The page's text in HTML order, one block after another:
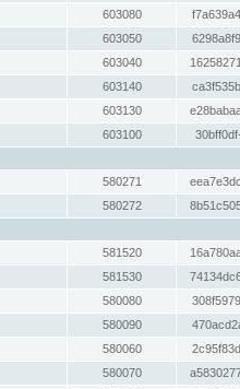
603080
603050
603040
603140
603130
603100
580271
580272
581520
581530
580080
580090
580060
580070